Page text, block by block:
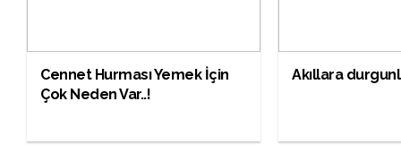
Cennet Hurması Yemek İçin
Çok Neden Var..!
Akıllara